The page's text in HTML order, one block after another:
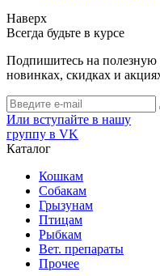
Наверх
Всегда будьте в курсе
Подпишитесь на полезную
новинках, скидках и
Или вступайте в нашу
группу в VK
Каталог
Кошкам
Собакам
Грызунам
Птицам
Рыбкам
Вет. препараты
Прочее